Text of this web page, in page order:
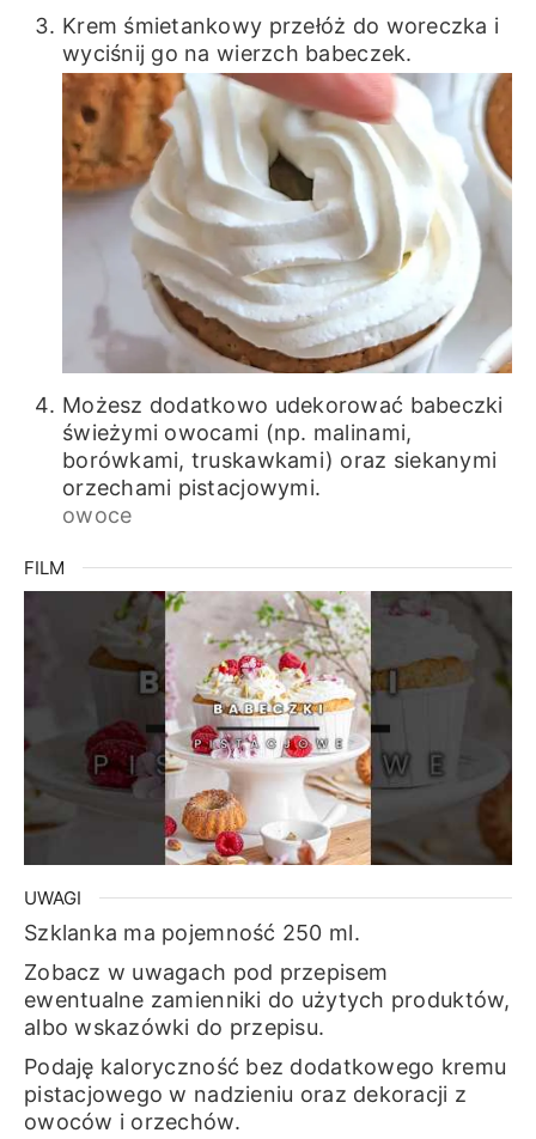
Krem śmietankowy przełóż do woreczka i
wyciśnij go na wierzch babeczek.
Możesz dodatkowo udekorować babeczki
świeżymi owocami (np. malinami,
borówkami, truskawkami) oraz siekanymi
orzechami pistacjowymi.
owoce
FILM
UWAGI
Szklanka ma pojemność 250 ml.
Zobacz w uwagach pod przepisem
ewentualne zamienniki do użytych produktów,
albo wskazówki do przepisu.
Podaję kaloryczność bez dodatkowego kremu
pistacjowego w nadzieniu oraz dekoracji z
owoców i orzechów.